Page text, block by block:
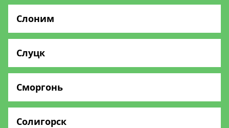
Слоним
Слуцк
Сморгонь
Солигорск